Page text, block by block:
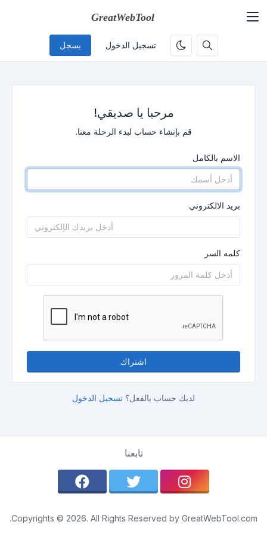
تسجيل الدخول يسجل
مرحبا يا صديقي!
قم بإنشاء حساب لبدء الرحلة معنا.
الاسم بالكامل
بريد الالكتروني
كلمه السر
اشتراك
لديك حساب بالفعل؟ تسجيل الدخول
تابعنا
Copyrights © 2026. All Rights Reserved by GreatWebTool.com.